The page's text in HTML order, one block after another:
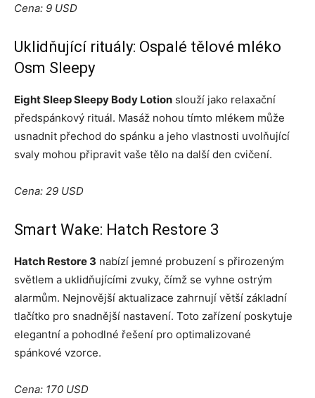
Cena: 9 USD
Uklidňující rituály: Ospalé tělové mléko
Osm Sleepy
Eight Sleep Sleepy Body Lotion slouží jako relaxační
předspánkový rituál. Masáž nohou tímto mlékem může
usnadnit přechod do spánku a jeho vlastnosti uvolňující
svaly mohou připravit vaše tělo na další den cvičení.
Cena: 29 USD
Smart Wake: Hatch Restore 3
Hatch Restore 3 nabízí jemné probuzení s přirozeným
světlem a uklidňujícími zvuky, čímž se vyhne ostrým
alarmům. Nejnovější aktualizace zahrnují větší základní
tlačítko pro snadnější nastavení. Toto zařízení poskytuje
elegantní a pohodlné řešení pro optimalizované
spánkové vzorce.
Cena: 170 USD